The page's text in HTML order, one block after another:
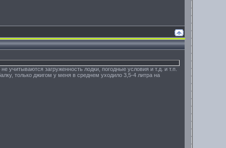
учитываются загруженность лодки, погодные условия и т.д. и т.п.
только джигом у меня в среднем уходило 3,5-4 литра на